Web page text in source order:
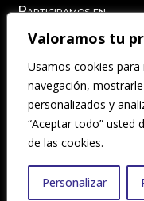
Valoramos tu
Usamos cookies
navegación,
personalizados y
“Aceptar todo” usted
de las cookies.
Personalizar
Participamos en
Aviso Legal|
Públicos|Política